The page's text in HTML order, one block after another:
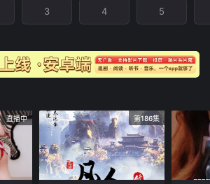
3 4 5
直播中 第186集